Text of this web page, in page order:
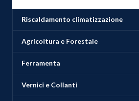
Riscaldamento climatizzazione
Agricoltura e Forestale
Ferramenta
Vernici e Collanti